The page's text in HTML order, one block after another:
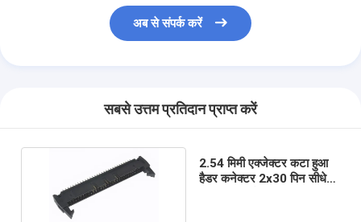
अब से संपर्क करें
सबसे उत्तम प्रतिदान प्राप्त करें
2.54 मिमी एक्जेक्टर कटा हुआ
हैडर कनेक्टर 2x30 पिन सीधे